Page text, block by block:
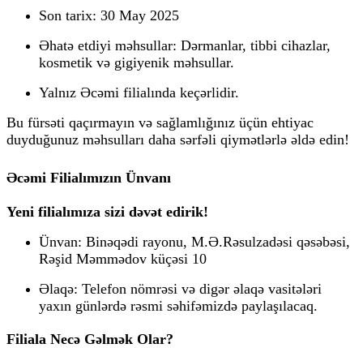
Son tarix: 30 May 2025
Əhatə etdiyi məhsullar: Dərmanlar, tibbi cihazlar,
kosmetik və gigiyenik məhsullar.
Yalnız Əcəmi filialında keçərlidir.
Bu fürsəti qaçırmayın və sağlamlığınız üçün ehtiyac
duyduğunuz məhsulları daha sərfəli qiymətlərlə əldə edin!
Əcəmi Filialımızın Ünvanı
Yeni filialımıza sizi dəvət edirik!
Ünvan: Binəqədi rayonu, M.Ə.Rəsulzadəsi qəsəbəsi,
Rəşid Məmmədov küçəsi 10
Əlaqə: Telefon nömrəsi və digər əlaqə vasitələri
yaxın günlərdə rəsmi səhifəmizdə paylaşılacaq.
Filiala Necə Gəlmək Olar?